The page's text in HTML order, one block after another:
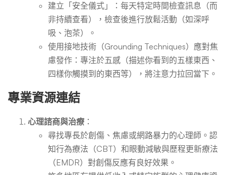
建立「安全儀式」：每天特定時間檢查訊息（而
非持續查看），檢查後進行放鬆活動（如深呼
吸、泡茶）。
使用接地技術（Grounding Techniques）應對焦
慮發作：專注於五感（描述你看到的五樣東西、
四樣你觸摸到的東西等），將注意力拉回當下。
專業資源連結
心理諮商與治療 ：
尋找專長於創傷、焦慮或網路暴力的心理師。認
知行為療法（CBT）和眼動減敏與歷程更新療法
（EMDR）對創傷反應有良好效果。